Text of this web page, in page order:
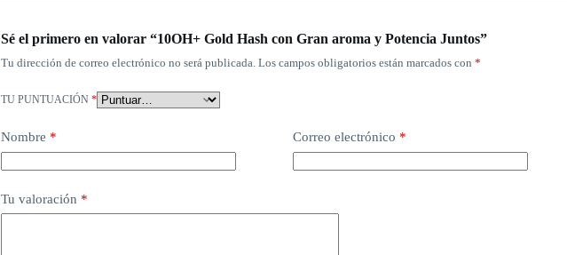
Sé el primero en valorar “10OH+ Gold Hash con Gran aroma y Potencia Juntos”
Tu dirección de correo electrónico no será publicada. Los campos obligatorios están marcados con *
TU PUNTUACIÓN *
Nombre * Correo electrónico *
Tu valoración *